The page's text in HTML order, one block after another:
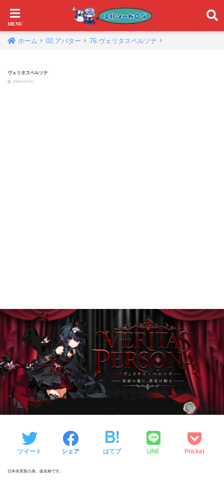
ホーム 02.アバター 76.ヴェリタスペルソナ
ヴェリタスペルソナ
2026年6月19日
ツイート シェア はてブ LINE Pocket
日本未実装の為、仮名称です。